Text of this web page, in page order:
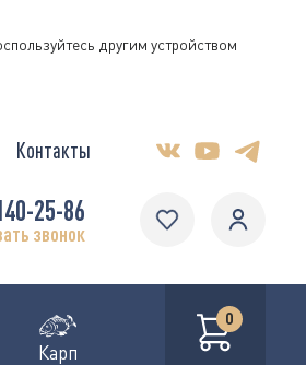
другим устройством
Контакты
25-86
звонок
Карп
0